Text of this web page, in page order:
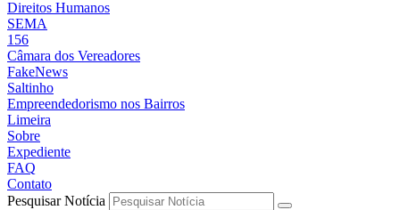
Direitos Humanos
SEMA
156
Câmara dos Vereadores
FakeNews
Saltinho
Empreendedorismo nos Bairros
Limeira
Sobre
Expediente
FAQ
Contato
Pesquisar Notícia